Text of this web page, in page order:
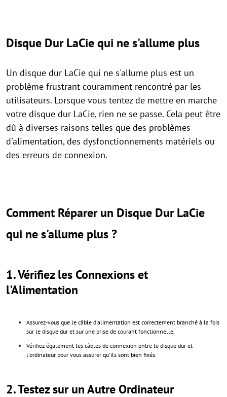
Disque Dur LaCie qui ne s'allume plus
Un disque dur LaCie qui ne s'allume plus est un
problème frustrant couramment rencontré par les
utilisateurs. Lorsque vous tentez de mettre en marche
votre disque dur LaCie, rien ne se passe. Cela peut être
dû à diverses raisons telles que des problèmes
d'alimentation, des dysfonctionnements matériels ou
des erreurs de connexion.
Comment Réparer un Disque Dur LaCie
qui ne s'allume plus ?
1. Vérifiez les Connexions et
l'Alimentation
Assurez-vous que le câble d'alimentation est correctement branché à la fois
sur le disque dur et sur une prise de courant fonctionnelle.
Vérifiez également les câbles de connexion entre le disque dur et
l'ordinateur pour vous assurer qu'ils sont bien fixés.
2. Testez sur un Autre Ordinateur